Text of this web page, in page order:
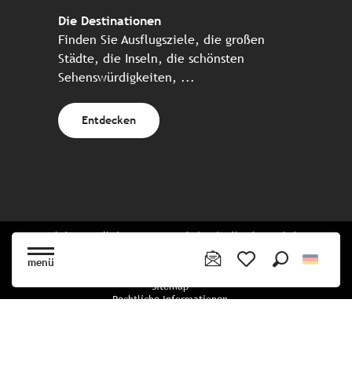
menü
Die Destinationen
Finden Sie Ausflugsziele, die großen
Städte, die Inseln, die schönsten
Sehenswürdigkeiten, ...
Entdecken
Website erstellt in Zusammenarbeit mit allen bretonischen
Tourismuspartnern
Sitemap
Rechtliche Informationen